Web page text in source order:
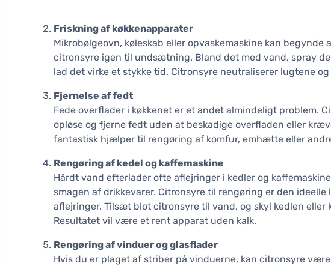
Friskning af køkkenapparater
Mikrobølgeovn, køleskab eller opvaskemaskine kan
citronsyre igen til undsætning. Bland det med vand, spray
lad det virke et stykke tid. Citronsyre neutraliserer lugtene
Fjernelse af fedt
Fede overflader i køkkenet er et andet almindeligt problem.
opløse og fjerne fedt uden at beskadige overfladen eller
fantastisk hjælper til rengøring af komfur, emhætte eller
Rengøring af kedel og kaffemaskine
Hårdt vand efterlader ofte aflejringer i kedler og
smagen af drikkevarer. Citronsyre til rengøring er den
aflejringer. Tilsæt blot citronsyre til vand, og skyl kedlen eller
Resultatet vil være et rent apparat uden kalk.
Rengøring af vinduer og glasflader
Hvis du er plaget af striber på vinduerne, kan citronsyre